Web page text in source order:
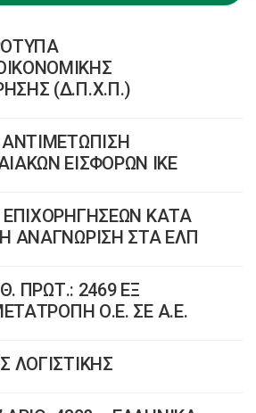
(Δ.Π.Χ.Π.)
ΑΝΤΙΜΕΤΩΠΙΣΗ
ΕΙΣΦΟΡΩΝ ΙΚΕ
ΕΠΙΧΟΡΗΓΗΣΕΩΝ ΚΑΤΑ
ΑΝΑΓΝΩΡΙΣΗ ΣΤΑ ΕΛΠ
ΠΡΩΤ.: 2469 ΕΞ
Ο.Ε. ΣΕ Α.Ε.
ΛΟΓΙΣΤΙΚΗΣ